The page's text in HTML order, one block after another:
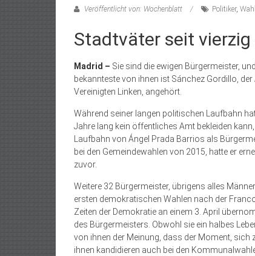
Veröffentlicht von: Wochenblatt Politiker,
Stadtväter seit vierzig
Madrid – Sie sind die ewigen Bürgermeister,
bekannteste von ihnen ist Sánchez Gordillo,
Vereinigten Linken, angehört.
Während seiner langen politischen Laufbahn
Jahre lang kein öffentliches Amt bekleiden kann,
Laufbahn von Ángel Prada Barrios als
bei den Gemeindewahlen von 2015, hatte er
zuvor.
Weitere 32 Bürgermeister, übrigens alles
ersten demokratischen Wahlen nach der
Zeiten der Demokratie an einem 3. April
des Bürgermeisters. Obwohl sie ein halbes
von ihnen der Meinung, dass der Moment,
ihnen kandidieren auch bei den